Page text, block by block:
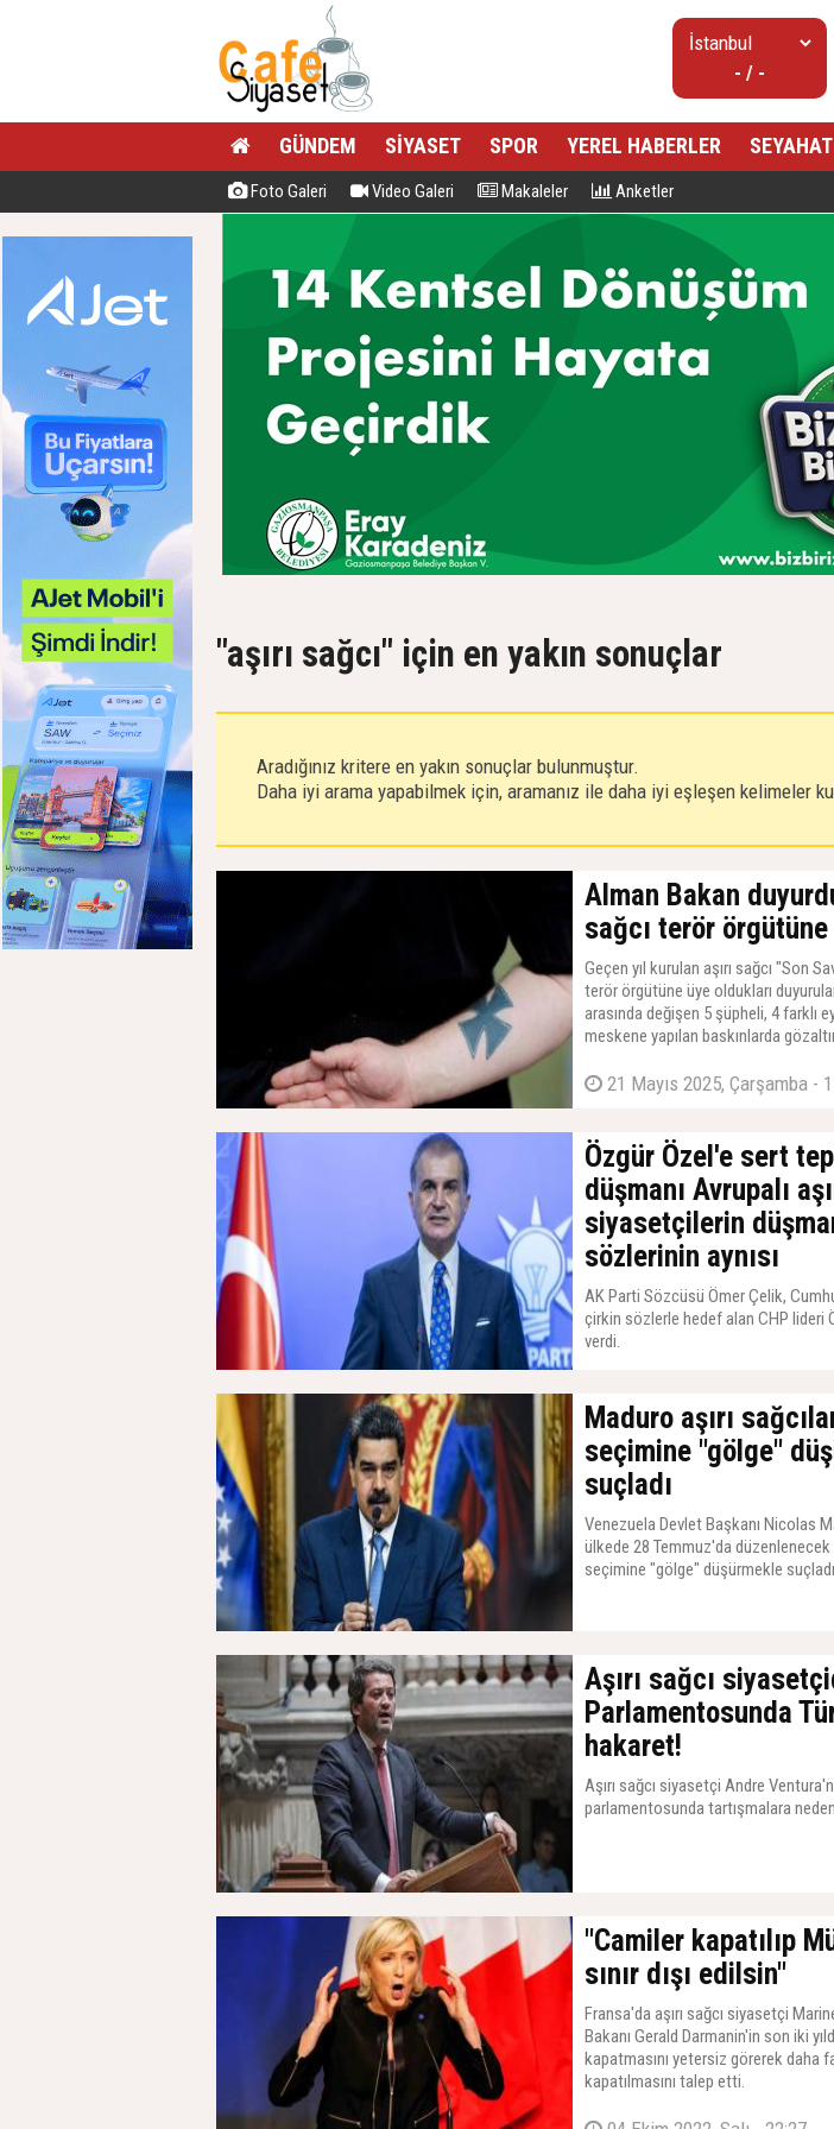
- / -
GÜNDEM SİYASET SPOR YEREL HABERLER SEYAHAT
Foto Galeri Video Galeri Makaleler Anketler
"aşırı sağcı" için en yakın sonuçlar
Aradığınız kritere en yakın sonuçlar bulunmuştur.
Daha iyi arama yapabilmek için, aramanız ile daha iyi eşleşen kelimeler
Alman Bakan
sağcı terör
Geçen yıl kurulan aşırı sağcı "Son
terör örgütüne üye oldukları
arasında değişen 5 şüpheli, 4 farklı
meskene yapılan baskınlarda
21 Mayıs 2025, Çarşamba -
Özgür Özel'e sert
düşmanı Avrupalı
siyasetçilerin
sözlerinin aynısı
AK Parti Sözcüsü Ömer Çelik,
çirkin sözlerle hedef alan CHP lideri
verdi.
14 Nisan 2025, Pazartesi - 12:47
Maduro aşırı
seçimine "gölge"
suçladı
Venezuela Devlet Başkanı Nicolas
ülkede 28 Temmuz'da düzenlenecek
seçimine "gölge" düşürmekle
Aşırı sağcı
Parlamentosunda
hakaret!
Aşırı sağcı siyasetçi Andre
parlamentosunda tartışmalara
"Camiler kapatılıp
sınır dışı edilsin"
Fransa'da aşırı sağcı siyasetçi
Bakanı Gerald Darmanin'in son iki
kapatmasını yetersiz görerek daha
kapatılmasını talep etti.